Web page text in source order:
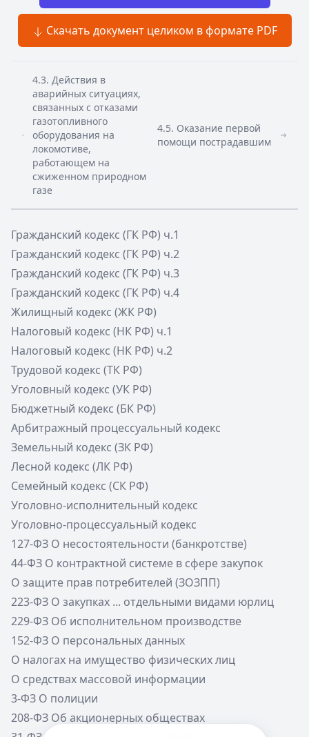
Скачать документ целиком в формате PDF
4.3. Действия в
аварийных ситуациях,
связанных с отказами
газотопливного
оборудования на
локомотиве,
работающем на
сжиженном природном
газе
4.5. Оказание первой
помощи пострадавшим
Гражданский кодекс (ГК РФ) ч.1
Гражданский кодекс (ГК РФ) ч.2
Гражданский кодекс (ГК РФ) ч.3
Гражданский кодекс (ГК РФ) ч.4
Жилищный кодекс (ЖК РФ)
Налоговый кодекс (НК РФ) ч.1
Налоговый кодекс (НК РФ) ч.2
Трудовой кодекс (ТК РФ)
Уголовный кодекс (УК РФ)
Бюджетный кодекс (БК РФ)
Арбитражный процессуальный кодекс
Земельный кодекс (ЗК РФ)
Лесной кодекс (ЛК РФ)
Семейный кодекс (СК РФ)
Уголовно-исполнительный кодекс
Уголовно-процессуальный кодекс
127-ФЗ О несостоятельности (банкротстве)
44-ФЗ О контрактной системе в сфере закупок
О защите прав потребителей (ЗОЗПП)
223-ФЗ О закупках ... отдельными видами юрлиц
229-ФЗ Об исполнительном производстве
152-ФЗ О персональных данных
О налогах на имущество физических лиц
О средствах массовой информации
3-ФЗ О полиции
208-ФЗ Об акционерных обществах